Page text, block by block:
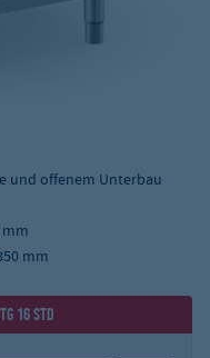
und offenem Unterbau
mm
mm
16 STD